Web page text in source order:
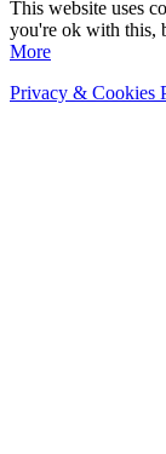
This website uses
you're ok with this,
More
Privacy & Cookies